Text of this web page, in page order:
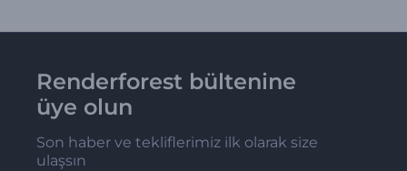
Renderforest bültenine
üye olun
Son haber ve tekliflerimiz ilk olarak size
ulaşsın